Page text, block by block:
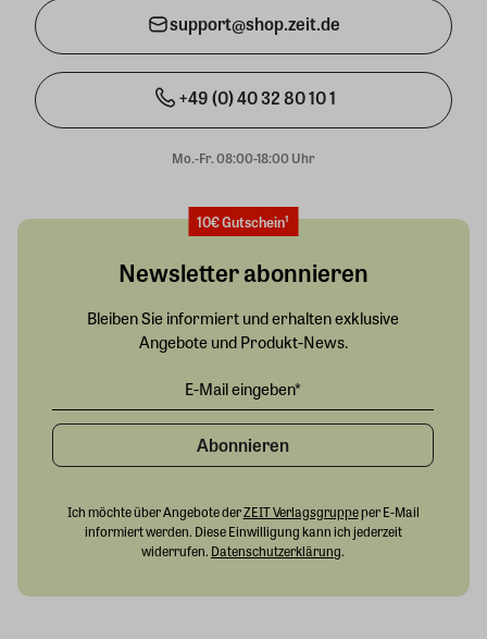
support@shop.zeit.de
+49 (0) 40 32 80 10 1
Mo.-Fr. 08:00-18:00 Uhr
10€ Gutschein¹
Newsletter abonnieren
Bleiben Sie informiert und erhalten exklusive
Angebote und Produkt-News.
Abonnieren
Ich möchte über Angebote derZEIT Verlagsgruppeper E-Mail
informiert werden. Diese Einwilligung kann ich jederzeit
widerrufen. Datenschutzerklärung.